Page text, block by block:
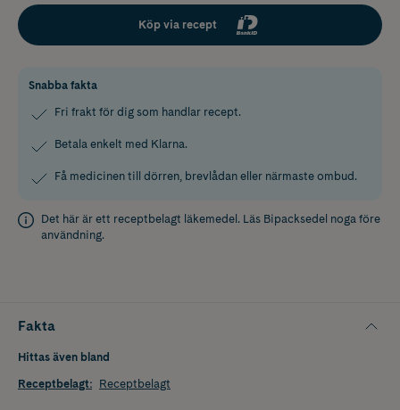
Köp via recept
Snabba fakta
Fri frakt för dig som handlar recept.
Betala enkelt med Klarna.
Få medicinen till dörren, brevlådan eller närmaste ombud.
Det här är ett receptbelagt läkemedel. Läs Bipacksedel noga före
användning.
Fakta
Hittas även bland
Receptbelagt: Receptbelagt